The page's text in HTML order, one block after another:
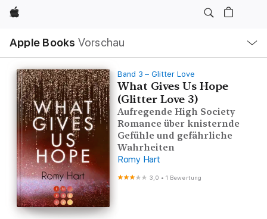
Apple
Apple Books Vorschau
Navigation
Menü
öffnen
Band 3 – Glitter Love
What Gives Us Hope
(Glitter Love 3)
Aufregende High Society
Romance über knisternde
Gefühle und gefährliche
Wahrheiten
Romy Hart
3,0 •1 Bewertung